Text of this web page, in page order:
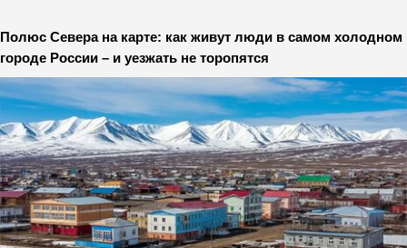
Полюс Севера на карте: как живут люди в самом холодном
городе России – и уезжать не торопятся